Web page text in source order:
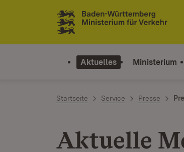
Zum Inhalt springen
Link zur Startseite
Aktuelles Ministerium
Startseite Service Presse
Aktuelle